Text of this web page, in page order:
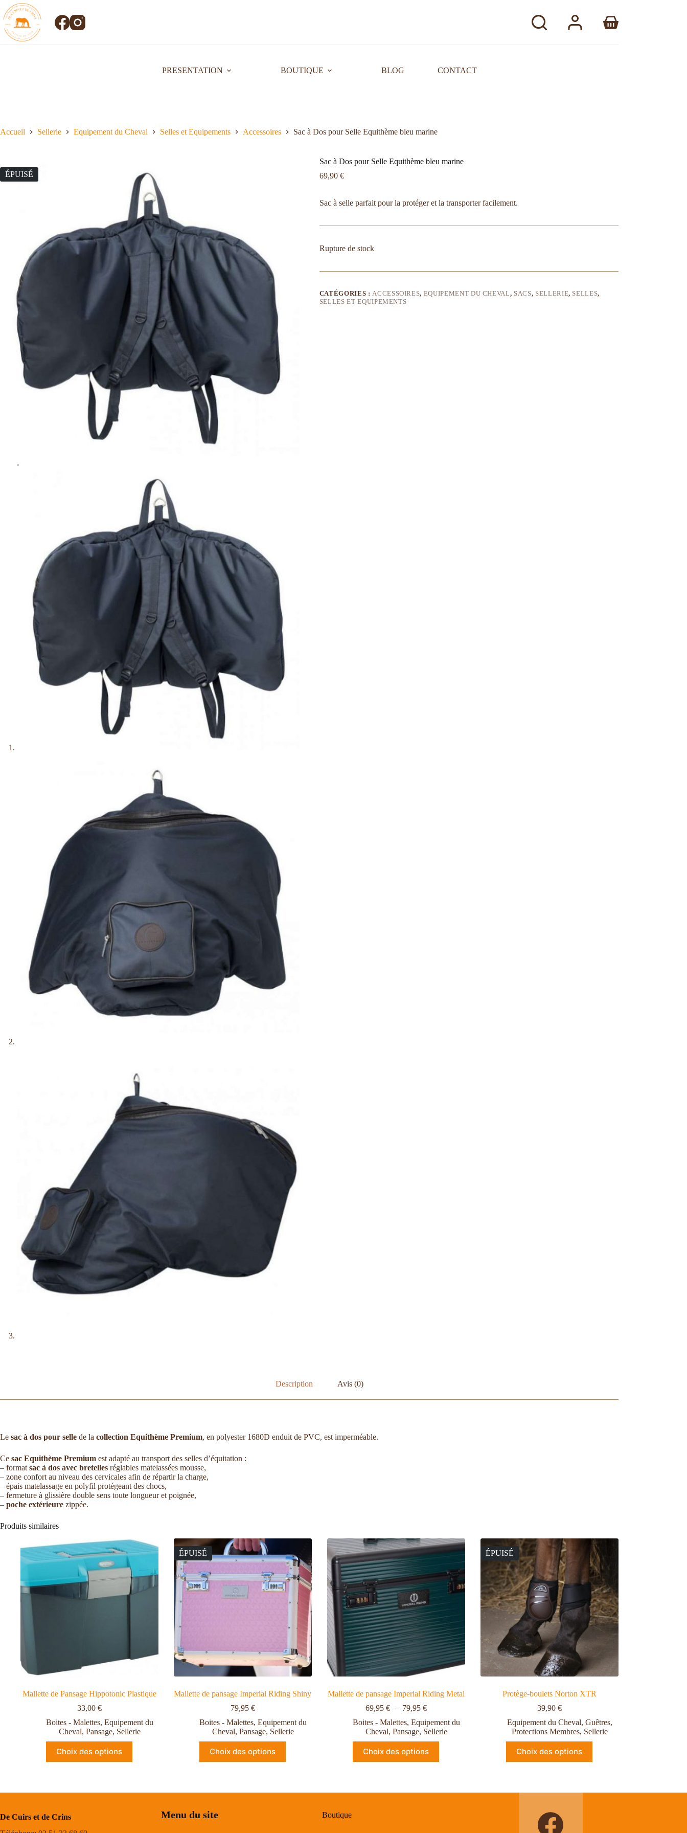
PRESENTATION BOUTIQUE BLOG CONTACT
Accueil Sellerie Equipement du Cheval Selles et Equipements Accessoires Sac à Dos pour Selle Equithème bleu marine
ÉPUISÉ
Sac à Dos pour Selle Equithème bleu marine
69,90 €
Sac à selle parfait pour la protéger et la transporter facilement.
Rupture de stock
CATÉGORIES :ACCESSOIRES, EQUIPEMENT DU CHEVAL, SACS, SELLERIE, SELLES,
SELLES ET EQUIPEMENTS
Description Avis (0)
Le sac à dos pour selle de la collection Equithème Premium, en polyester 1680D enduit de PVC, est imperméable.
Ce sac Equithème Premium est adapté au transport des selles d’équitation :
– format sac à dos avec bretelles réglables matelassées mousse,
– zone confort au niveau des cervicales afin de répartir la charge,
– épais matelassage en polyfil protégeant des chocs,
– fermeture à glissière double sens toute longueur et poignée,
– poche extérieure zippée.
Produits similaires
Mallette de Pansage Hippotonic Plastique
33,00 €
Boites - Malettes, Equipement du
Cheval, Pansage, Sellerie
Choix des options
ÉPUISÉ
Mallette de pansage Imperial Riding Shiny
79,95 €
Boites - Malettes, Equipement du
Cheval, Pansage, Sellerie
Choix des options
Mallette de pansage Imperial Riding Metal
69,95 € – 79,95 €
Boites - Malettes, Equipement du
Cheval, Pansage, Sellerie
Choix des options
ÉPUISÉ
Protège-boulets Norton XTR
39,90 €
Equipement du Cheval, Guêtres,
Protections Membres, Sellerie
Choix des options
De Cuirs et de Crins
Menu du site Boutique